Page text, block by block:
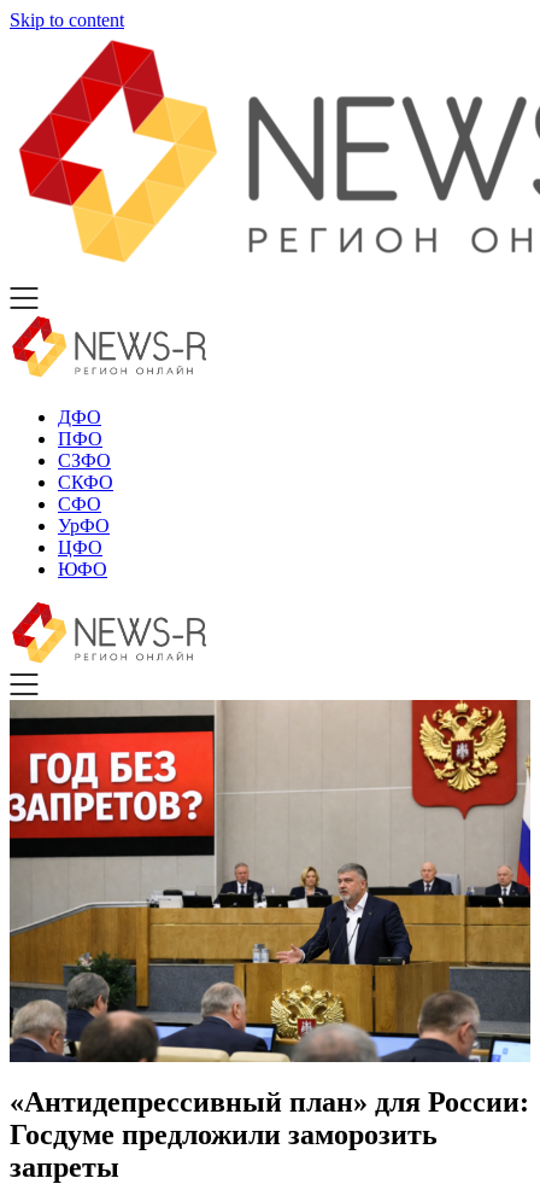
Skip to content
ДФО
ПФО
СЗФО
СКФО
СФО
УрФО
ЦФО
ЮФО
«Антидепрессивный план» для России:
Госдуме предложили заморозить
запреты